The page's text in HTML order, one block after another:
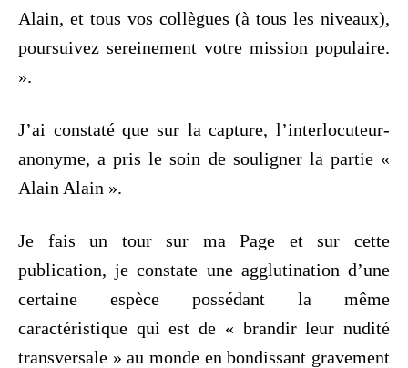
Alain, et tous vos collègues (à tous les niveaux),
poursuivez sereinement votre mission populaire.
».
J’ai constaté que sur la capture, l’interlocuteur-
anonyme, a pris le soin de souligner la partie «
Alain Alain ».
Je fais un tour sur ma Page et sur cette
publication, je constate une agglutination d’une
certaine espèce possédant la même
caractéristique qui est de « brandir leur nudité
transversale » au monde en bondissant gravement